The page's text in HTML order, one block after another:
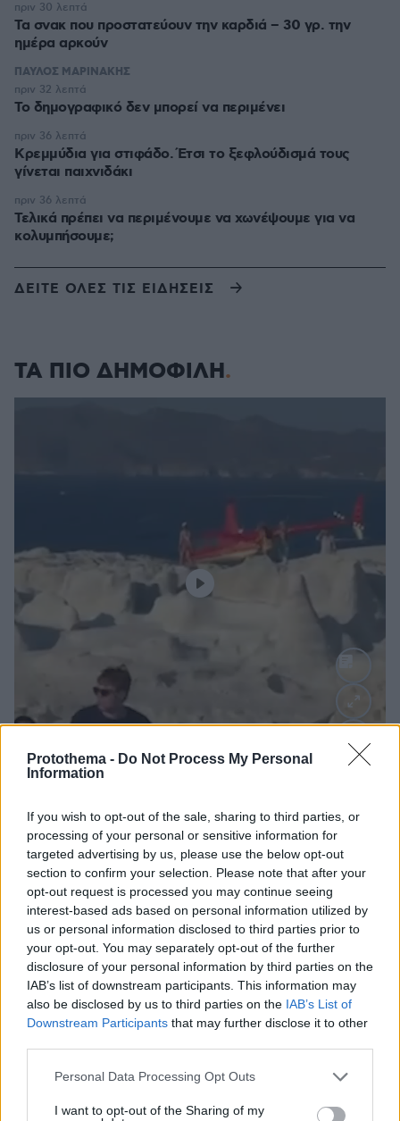
Protothema - Do Not Process My Personal
Information
If you wish to opt-out of the sale, sharing to third parties, or
processing of your personal or sensitive information for
targeted advertising by us, please use the below opt-out
section to confirm your selection. Please note that after your
opt-out request is processed you may continue seeing
interest-based ads based on personal information utilized by
us or personal information disclosed to third parties prior to
your opt-out. You may separately opt-out of the further
disclosure of your personal information by third parties on the
IAB’s list of downstream participants. This information may
also be disclosed by us to third parties on the IAB’s List of
Downstream Participants that may further disclose it to other
Please note that this website/app uses one or more Google
not limited to your visit or usage behaviour. You may click to
Personal Data Processing Opt Outs
I want to opt-out of the Sharing of my
Τα σνακ που προστατεύουν την καρδιά – 30 γρ. την
ημέρα αρκούν
πριν 30 λεπτά
ΠΑΥΛΟΣ ΜΑΡΙΝΑΚΗΣ
Το δημογραφικό δεν μπορεί να περιμένει
πριν 32 λεπτά
Κρεμμύδια για στιφάδο. Έτσι το ξεφλούδισμά τους
γίνεται παιχνιδάκι
πριν 36 λεπτά
Τελικά πρέπει να περιμένουμε να χωνέψουμε για να
κολυμπήσουμε;
πριν 36 λεπτά
ΔΕΙΤΕ ΟΛΕΣ ΤΙΣ ΕΙΔΗΣΕΙΣ
ΤΑ ΠΙΟ ΔΗΜΟΦΙΛΗ
Loaded:
όταν ένας... απίθανος τύπος προσγείωσε το
ελικόπτερό του στο Σαρακήνικο με εκατοντάδες
λουόμενους - Παρέμβαση Εισαγγελέα